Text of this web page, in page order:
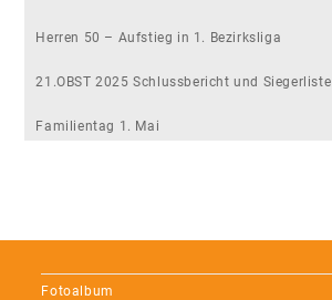
Herren 50 – Aufstieg in 1. Bezirksliga
21.OBST 2025 Schlussbericht und Siegerliste
Familientag 1. Mai
Fotoalbum